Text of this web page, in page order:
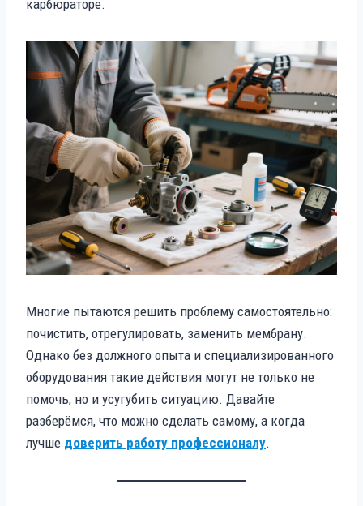
карбюраторе.
Многие пытаются решить проблему самостоятельно:
почистить, отрегулировать, заменить мембрану.
Однако без должного опыта и специализированного
оборудования такие действия могут не только не
помочь, но и усугубить ситуацию. Давайте
разберёмся, что можно сделать самому, а когда
лучше доверить работу профессионалу.